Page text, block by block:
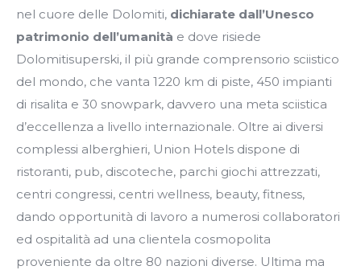
nel cuore delle Dolomiti, dichiarate dall’Unesco
patrimonio dell’umanità e dove risiede
Dolomitisuperski, il più grande comprensorio sciistico
del mondo, che vanta 1220 km di piste, 450 impianti
di risalita e 30 snowpark, davvero una meta sciistica
d’eccellenza a livello internazionale. Oltre ai diversi
complessi alberghieri, Union Hotels dispone di
ristoranti, pub, discoteche, parchi giochi attrezzati,
centri congressi, centri wellness, beauty, fitness,
dando opportunità di lavoro a numerosi collaboratori
ed ospitalità ad una clientela cosmopolita
proveniente da oltre 80 nazioni diverse. Ultima ma